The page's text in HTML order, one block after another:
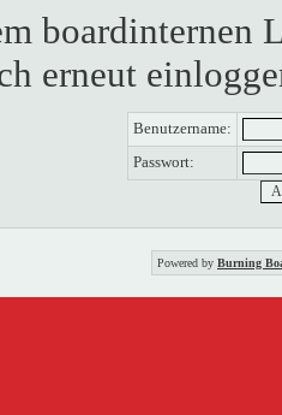
boardinternen
erneut
Benutzername:
Passwort:
Powered by Burning